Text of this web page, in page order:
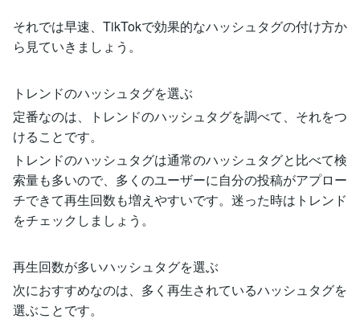
それでは早速、TikTokで効果的なハッシュタグの付け方か
ら見ていきましょう。
トレンドのハッシュタグを選ぶ
定番なのは、トレンドのハッシュタグを調べて、それをつ
けることです。
トレンドのハッシュタグは通常のハッシュタグと比べて検
索量も多いので、多くのユーザーに自分の投稿がアプロー
チできて再生回数も増えやすいです。迷った時はトレンド
をチェックしましょう。
再生回数が多いハッシュタグを選ぶ
次におすすめなのは、多く再生されているハッシュタグを
選ぶことです。